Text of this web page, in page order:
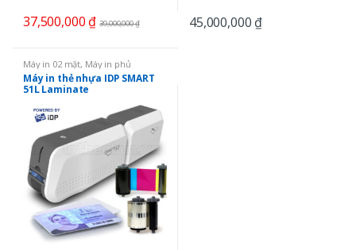
37,500,000 ₫ 39,000,000₫ 45,000,000 ₫
Máy in 02 mặt, Máy in phủ
Laminate , Máy in thẻ IDP SMART
Máy in thẻ NFC,Máy in thẻ nhựa
Máy in và mã hóa từ
Máy in thẻ nhựa IDP SMART
51L Laminate